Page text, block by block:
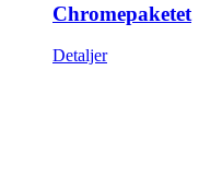
Chromepaketet
Detaljer